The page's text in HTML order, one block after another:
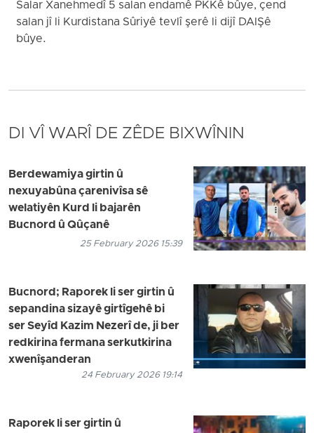
Salar Xanehmedî 5 salan endamê PKKê bûye, çend
salan jî li Kurdistana Sûriyê tevlî şerê li dijî DAIŞê
bûye.
DI VÎ WARÎ DE ZÊDE BIXWÎNIN
Berdewamiya girtin û
nexuyabûna çarenivîsa sê
welatiyên Kurd li bajarên
Bucnord û Qûçanê
25 February 2026 15:39
Bucnord; Raporek li ser girtin û
sepandina sizayê girtîgehê bi
ser Seyîd Kazim Nezerî de, ji ber
redkirina fermana serkutkirina
xwenîşanderan
24 February 2026 19:14
Raporek li ser girtin û